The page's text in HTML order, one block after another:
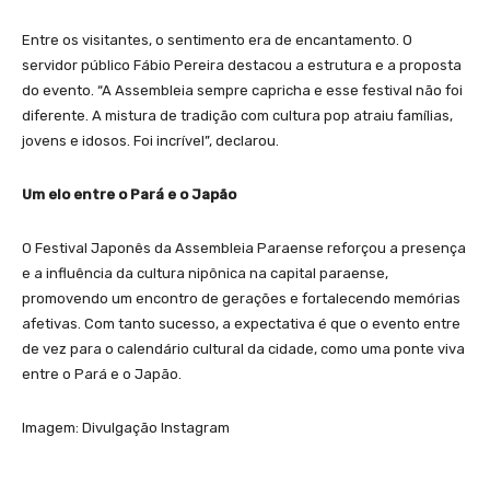
Entre os visitantes, o sentimento era de encantamento. O
servidor público Fábio Pereira destacou a estrutura e a proposta
do evento. “A Assembleia sempre capricha e esse festival não foi
diferente. A mistura de tradição com cultura pop atraiu famílias,
jovens e idosos. Foi incrível”, declarou.
Um elo entre o Pará e o Japão
O Festival Japonês da Assembleia Paraense reforçou a presença
e a influência da cultura nipônica na capital paraense,
promovendo um encontro de gerações e fortalecendo memórias
afetivas. Com tanto sucesso, a expectativa é que o evento entre
de vez para o calendário cultural da cidade, como uma ponte viva
entre o Pará e o Japão.
Imagem: Divulgação Instagram